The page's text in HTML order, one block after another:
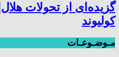
گزیده‌ای از تحولات
کولیوند
مـوضـوعـات